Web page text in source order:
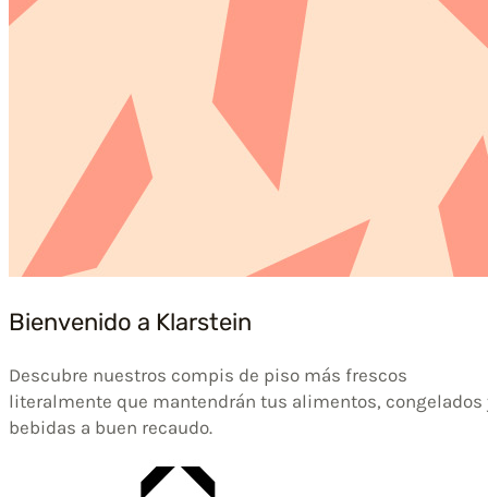
Bienvenido a Klarstein
Descubre nuestros compis de piso más frescos
literalmente que mantendrán tus alimentos, congelados
bebidas a buen recaudo.